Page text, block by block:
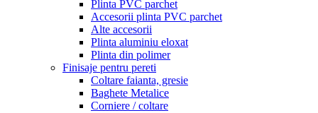
Plinta PVC parchet
Accesorii plinta PVC parchet
Alte accesorii
Plinta aluminiu eloxat
Plinta din polimer
Finisaje pentru pereti
Coltare faianta, gresie
Baghete Metalice
Corniere / coltare